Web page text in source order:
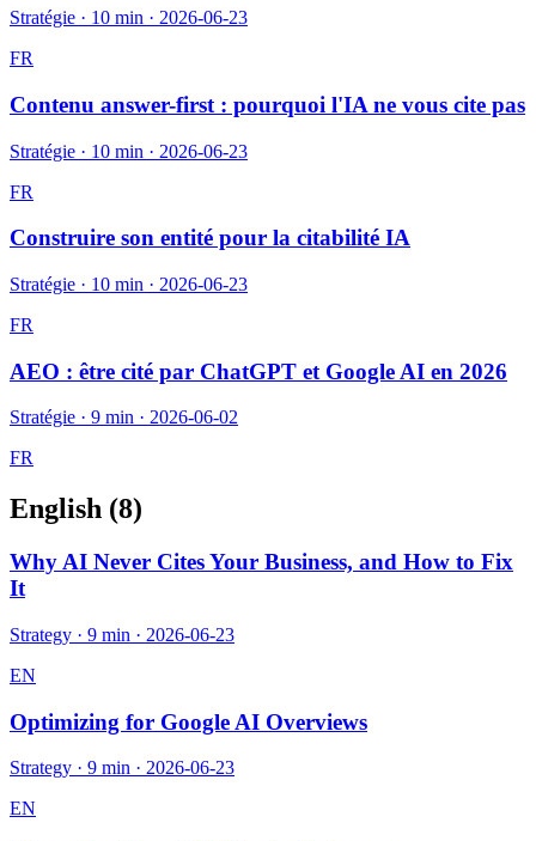
Stratégie · 10 min · 2026-06-23
FR
Contenu answer-first : pourquoi l'IA ne vous cite pas
Stratégie · 10 min · 2026-06-23
FR
Construire son entité pour la citabilité IA
Stratégie · 10 min · 2026-06-23
FR
AEO : être cité par ChatGPT et Google AI en 2026
Stratégie · 9 min · 2026-06-02
FR
English (8)
Why AI Never Cites Your Business, and How to Fix
It
Strategy · 9 min · 2026-06-23
EN
Optimizing for Google AI Overviews
Strategy · 9 min · 2026-06-23
EN